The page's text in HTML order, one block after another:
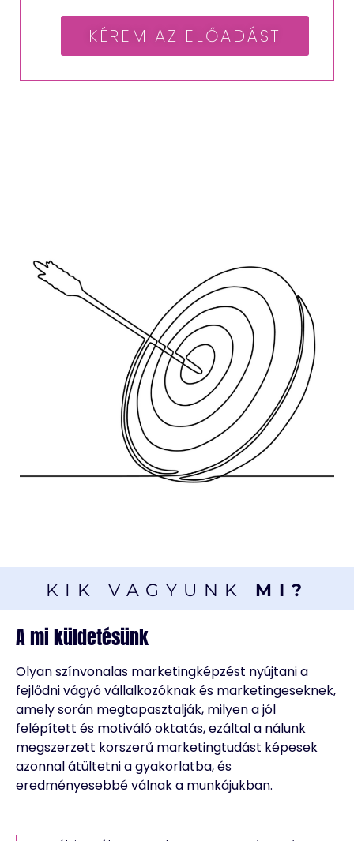
KÉREM AZ ELŐADÁST
KIK VAGYUNK MI?
A mi küldetésünk
Olyan színvonalas marketingképzést nyújtani a
fejlődni vágyó vállalkozóknak és marketingeseknek,
amely során megtapasztalják, milyen a jól
felépített és motiváló oktatás, ezáltal a nálunk
megszerzett korszerű marketingtudást képesek
azonnal átültetni a gyakorlatba, és
eredményesebbé válnak a munkájukban.